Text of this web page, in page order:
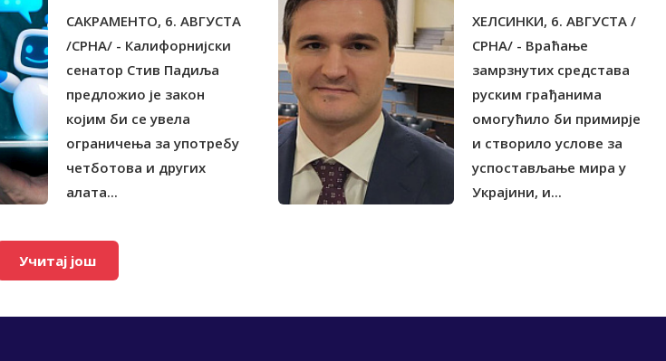
ИНТЕЛИГЕНЦИЈЕ У
ПСИХОТЕРАПИЈИ
САКРАМЕНТО, 6. АВГУСТА
/СРНА/ - Калифорнијски
сенатор Стив Падиља
предложио је закон
којим би се увела
ограничења за употребу
четботова и других
алата...
ЗАМРЗНУТУ ИМОВИНУ
ХЕЛСИНКИ, 6. АВГУСТА /
СРНА/ - Враћање
замрзнутих средстава
руским грађанима
омогућило би примирје
и створило услове за
успостављање мира у
Украјини, и...
Учитај још